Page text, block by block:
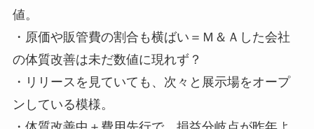
値。
・原価や販管費の割合も横ばい＝Ｍ＆Ａした会社
の体質改善は未だ数値に現れず？
・リリースを見ていても、次々と展示場をオープ
ンしている模様。